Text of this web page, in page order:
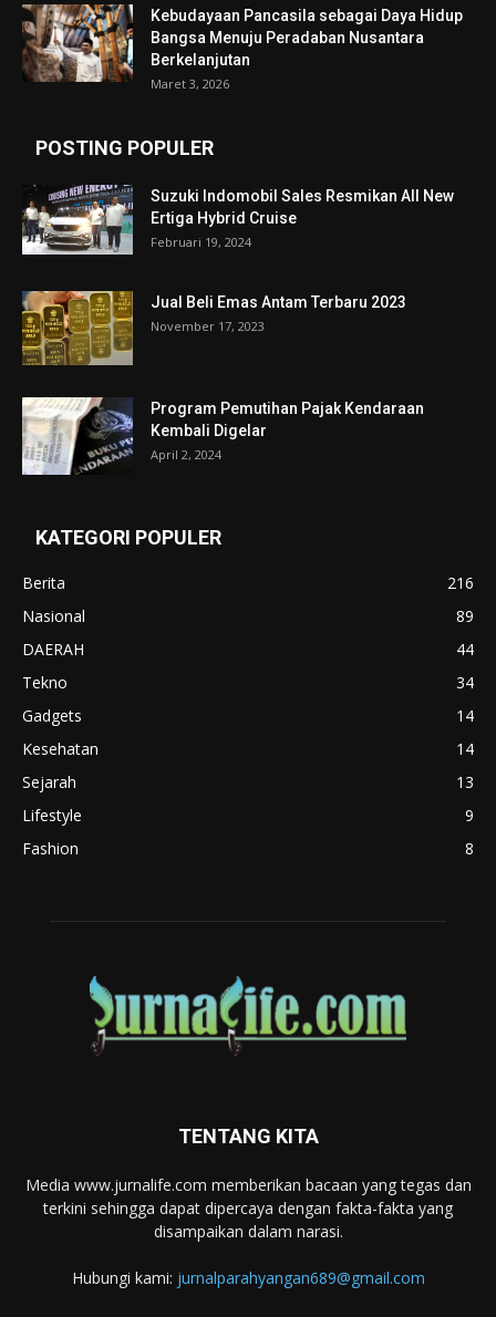
Kebudayaan Pancasila sebagai Daya Hidup
Bangsa Menuju Peradaban Nusantara
Berkelanjutan
Maret 3, 2026
POSTING POPULER
Suzuki Indomobil Sales Resmikan All New
Ertiga Hybrid Cruise
Februari 19, 2024
Jual Beli Emas Antam Terbaru 2023
November 17, 2023
Program Pemutihan Pajak Kendaraan
Kembali Digelar
April 2, 2024
KATEGORI POPULER
Berita
216
Nasional
89
DAERAH
44
Tekno
34
Gadgets
14
Kesehatan
14
Sejarah
13
Lifestyle
9
Fashion
8
TENTANG KITA
Media www.jurnalife.com memberikan bacaan yang tegas dan
terkini sehingga dapat dipercaya dengan fakta-fakta yang
disampaikan dalam narasi.
Hubungi kami: jurnalparahyangan689@gmail.com